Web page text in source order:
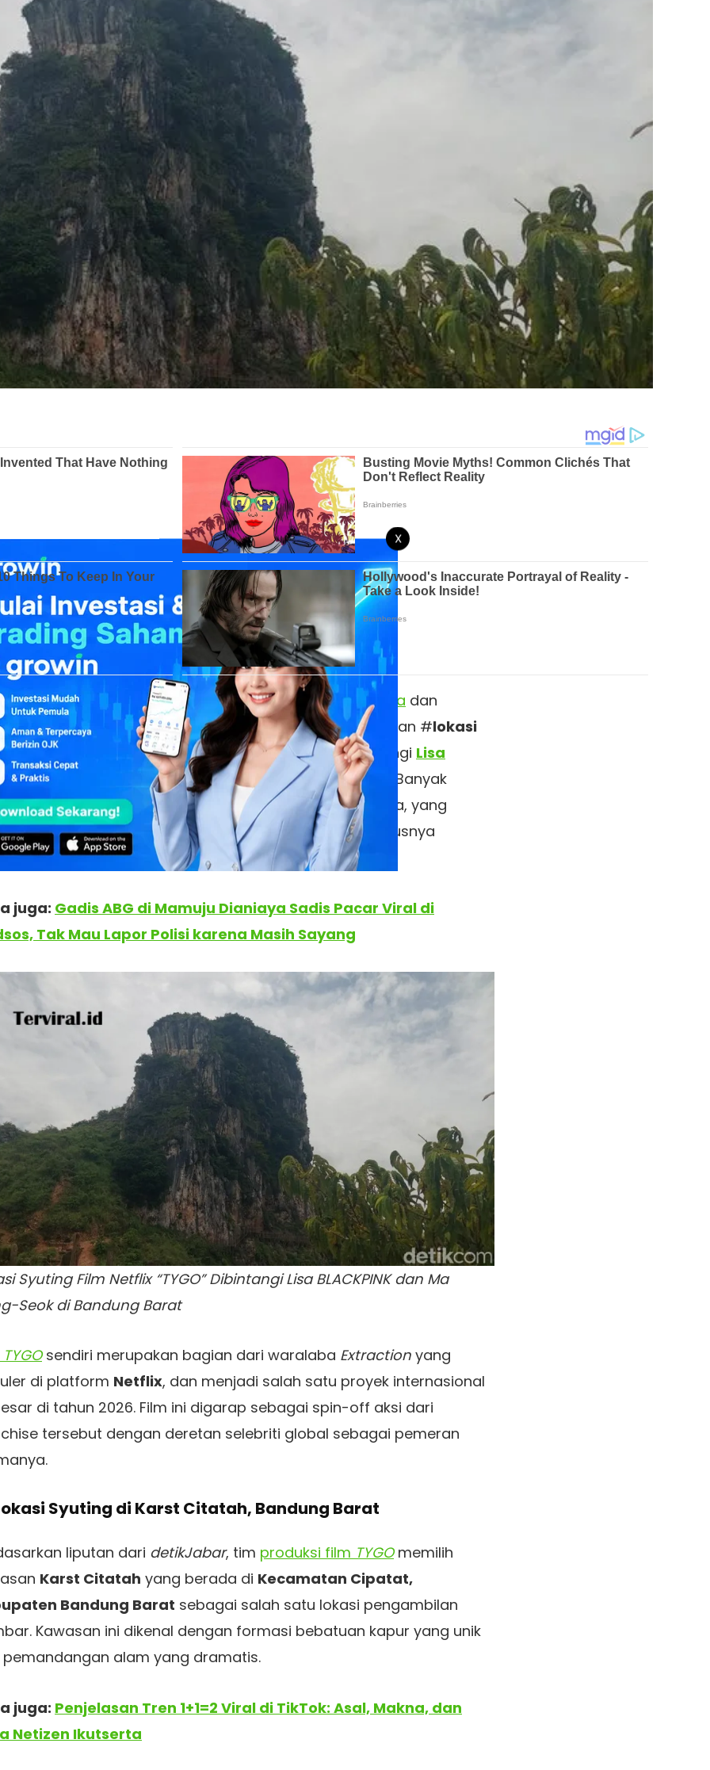
– #Bandung, #Jawa Barat— #Netizen #Indonesia dan
#K-pop#tengah #ramai #memperbincangkan #lokasi
film Netflix terbaru berjudulTYGO yang dibintangi Lisa
, Ma Dong-Seok (Don Lee), dan Lee Jin-wook
. Banyak
online, termasuk unggahan produser dari Indonesia, yang
aktivitas produksi film ini diIndonesia, khususnya
Barat.
juga: Gadis ABG di Mamuju Dianiaya Sadis Pacar Viral di
Tak Mau Lapor Polisi karena Masih Sayang
Syuting Film Netflix “TYGO” Dibintangi Lisa BLACKPINK dan Ma
Seok di Bandung Barat
TYGOsendiri merupakan bagian dari waralaba Extraction yang
di platform Netflix, dan menjadi salah satu proyek internasional
di tahun 2026. Film ini digarap sebagai spin-off aksi dari
tersebut dengan deretan selebriti global sebagai pemeran
Syuting di Karst Citatah, Bandung Barat
liputan dari detikJabar, tim produksi film TYGOmemilih
Karst Citatah yang berada di Kecamatan Cipatat,
Bandung Barat sebagai salah satu lokasi pengambilan
Kawasan ini dikenal dengan formasi bebatuan kapur yang unik
alam yang dramatis.
juga: Penjelasan Tren 1+1=2 Viral di TikTok: Asal, Makna, dan
Netizen Ikutserta
X